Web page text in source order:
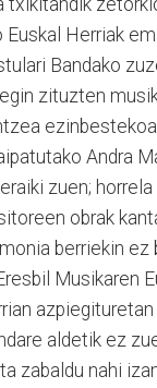
Herriak
Bandako
zituzten
Andra
zuen;
obrak
berriekin
Musikaren
aldetik ez
zabaldu nahi